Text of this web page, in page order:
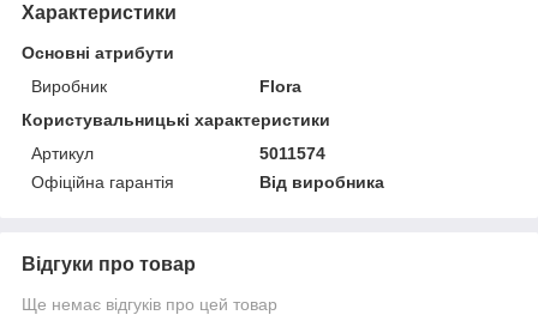
Характеристики
Основні атрибути
Виробник
Flora
Користувальницькі характеристики
Артикул
5011574
Офіційна гарантія
Від виробника
Відгуки про товар
Ще немає відгуків про цей товар